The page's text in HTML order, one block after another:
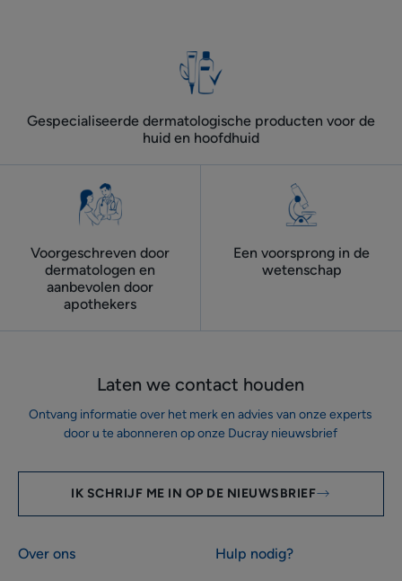
Gespecialiseerde dermatologische producten voor de
huid en hoofdhuid
Voorgeschreven door
dermatologen ​en
aanbevolen door
apothekers
Een voorsprong in de
wetenschap
Laten we contact houden
Ontvang informatie over het merk en advies van onze experts
door u te abonneren op onze Ducray nieuwsbrief
IK SCHRIJF ME IN OP DE NIEUWSBRIEF
Over ons Hulp nodig?